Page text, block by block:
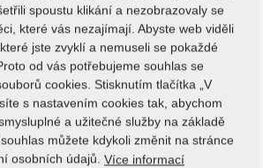
spoustu klikání a nezobrazovaly se
které vás nezajímají. Abyste web viděli
jste zvyklí a nemuseli se pokaždé
od vás potřebujeme souhlas se
cookies. Stisknutím tlačítka „V
s nastavením cookies tak, abychom
a užitečné služby na základě
můžete kdykoli změnit na stránce
osobních údajů. Více informací